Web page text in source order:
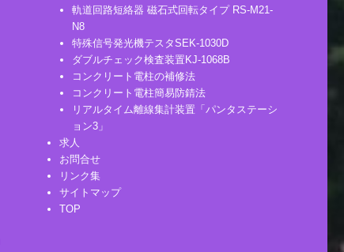
軌道回路短絡器 磁石式回転タイプ RS-M21-
N8
特殊信号発光機テスタSEK-1030D
ダブルチェック検査装置KJ-1068B
コンクリート電柱の補修法
コンクリート電柱簡易防錆法
リアルタイム離線集計装置「パンタステーシ
ョン3」
求人
お問合せ
リンク集
サイトマップ
TOP